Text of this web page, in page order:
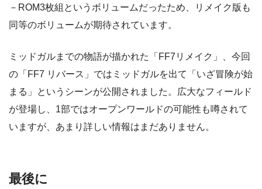
－ROM3枚組というボリュームだったため、リメイク版も
同等のボリュームが期待されています。
ミッドガルまでの物語が描かれた「FF7リメイク」、今回
の「FF7 リバース」ではミッドガルを出て「いざ冒険が始
まる」というシーンが公開されました。広大なフィールド
が登場し、1部ではオープンワールドの可能性も噂されて
いますが、あまり詳しい情報はまだありません。
最後に